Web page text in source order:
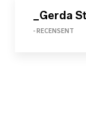
_Gerda
- RECENSENT